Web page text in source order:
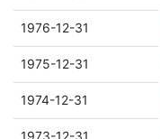
1976-12-31
1975-12-31
1974-12-31
1973-12-31